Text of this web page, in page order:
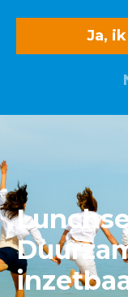
Ja,